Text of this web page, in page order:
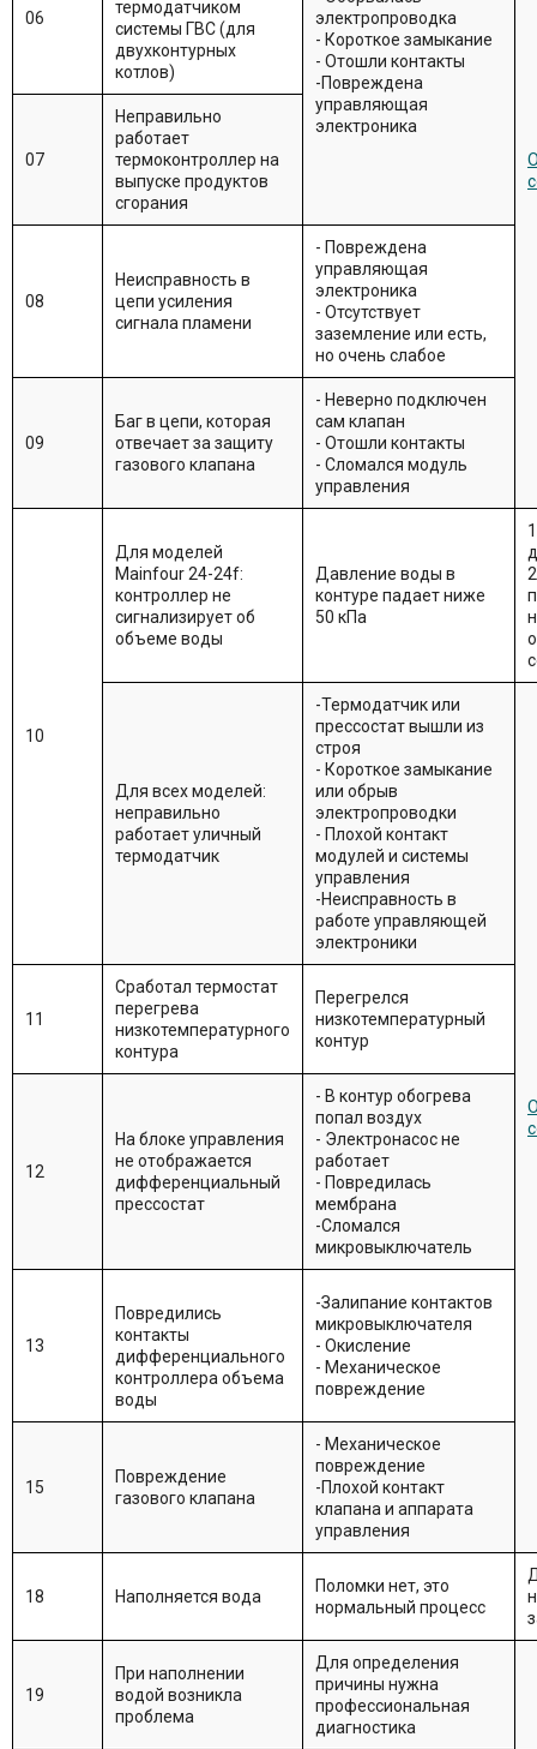
электропроводка
- Короткое замыкание
- Отошли контакты
-Повреждена
управляющая
электроника
06
термодатчиком
системы ГВС (для
двухконтурных
котлов)
07
Неправильно
работает
термоконтроллер на
выпуске продуктов
сгорания
08
Неисправность в
цепи усиления
сигнала пламени
- Повреждена
управляющая
электроника
- Отсутствует
заземление или есть,
но очень слабое
09
Баг в цепи, которая
отвечает за защиту
газового клапана
- Неверно подключен
сам клапан
- Отошли контакты
- Сломался модуль
управления
10
Для моделей
Mainfour 24-24f:
контроллер не
сигнализирует об
объеме воды
Давление воды в
контуре падает ниже
50 кПа
Для всех моделей:
неправильно
работает уличный
термодатчик
-Термодатчик или
прессостат вышли из
строя
- Короткое замыкание
или обрыв
электропроводки
- Плохой контакт
модулей и системы
управления
-Неисправность в
работе управляющей
электроники
11
Сработал термостат
перегрева
низкотемпературного
контура
Перегрелся
низкотемпературный
контур
12
На блоке управления
не отображается
дифференциальный
прессостат
- В контур обогрева
попал воздух
- Электронасос не
работает
- Повредилась
мембрана
-Сломался
микровыключатель
13
Повредились
контакты
дифференциального
контроллера объема
воды
-Залипание контактов
микровыключателя
- Окисление
- Механическое
повреждение
15
Повреждение
газового клапана
- Механическое
повреждение
-Плохой контакт
клапана и аппарата
управления
18 Наполняется вода
Поломки нет, это
нормальный процесс
19
При наполнении
водой возникла
проблема
Для определения
причины нужна
профессиональная
диагностика